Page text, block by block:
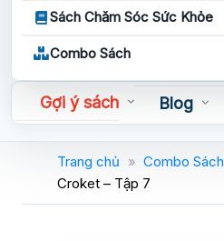
Sách Chăm Sóc Sức Khỏe
Combo Sách
Gợi ý sách Blog
Sách nói
Trang chủ » Combo Sách
Croket – Tập 7